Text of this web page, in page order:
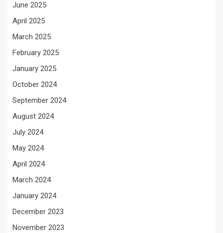
June 2025
April 2025
March 2025
February 2025
January 2025
October 2024
September 2024
August 2024
July 2024
May 2024
April 2024
March 2024
January 2024
December 2023
November 2023